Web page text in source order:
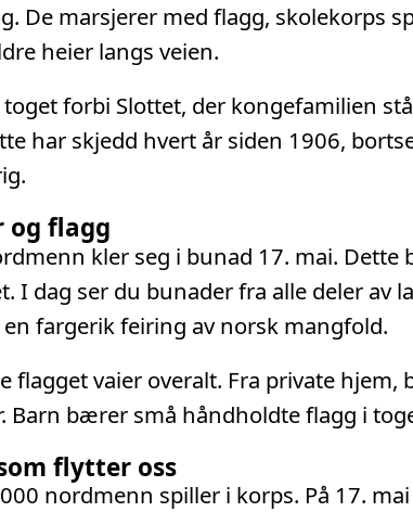
De marsjerer med flagg, skolekorps
heier langs veien.
forbi Slottet, der kongefamilien
har skjedd hvert år siden 1906,
og flagg
kler seg i bunad 17. mai. Dette
I dag ser du bunader fra alle deler av
fargerik feiring av norsk mangfold.
flagget vaier overalt. Fra private
Barn bærer små håndholdte flagg i
flytter oss
nordmenn spiller i korps. På 17.